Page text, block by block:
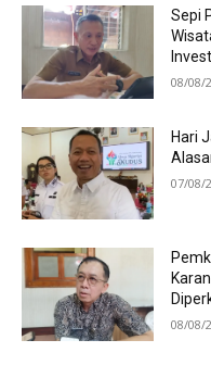
Sepi
08/08/
Hari
07/08/
08/08/